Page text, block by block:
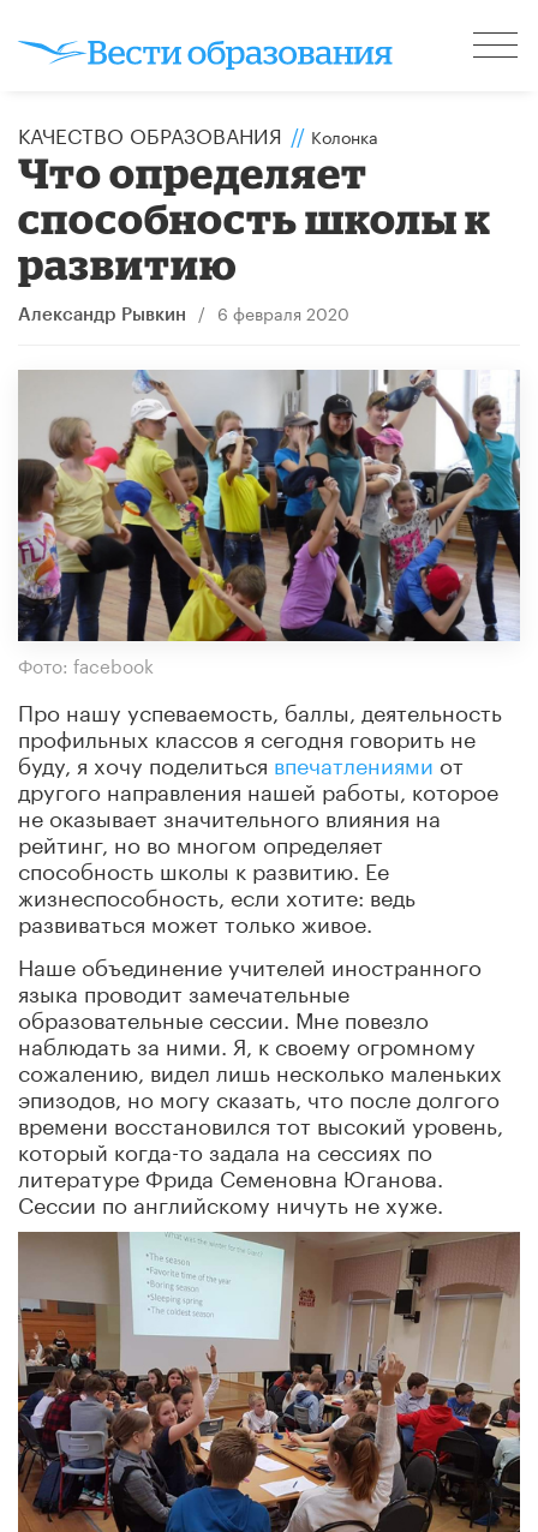
КАЧЕСТВО ОБРАЗОВАНИЯ // Колонка
Что определяет
способность школы к
развитию
Александр Рывкин / 6 февраля 2020
Фото: facebook
Про нашу успеваемость, баллы, деятельность
профильных классов я сегодня говорить не
буду, я хочу поделиться впечатлениями от
другого направления нашей работы, которое
не оказывает значительного влияния на
рейтинг, но во многом определяет
способность школы к развитию. Ее
жизнеспособность, если хотите: ведь
развиваться может только живое.
Наше объединение учителей иностранного
языка проводит замечательные
образовательные сессии. Мне повезло
наблюдать за ними. Я, к своему огромному
сожалению, видел лишь несколько маленьких
эпизодов, но могу сказать, что после долгого
времени восстановился тот высокий уровень,
который когда-то задала на сессиях по
литературе Фрида Семеновна Юганова.
Сессии по английскому ничуть не хуже.